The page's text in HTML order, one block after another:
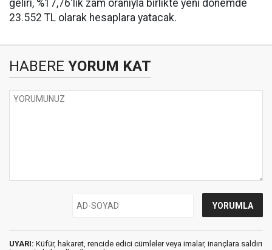
geliri, %17,76'lık zam oranıyla birlikte yeni dönemde
23.552 TL olarak hesaplara yatacak.
HABERE YORUM KAT
UYARI: Küfür, hakaret, rencide edici cümleler veya imalar, inançlara saldırı